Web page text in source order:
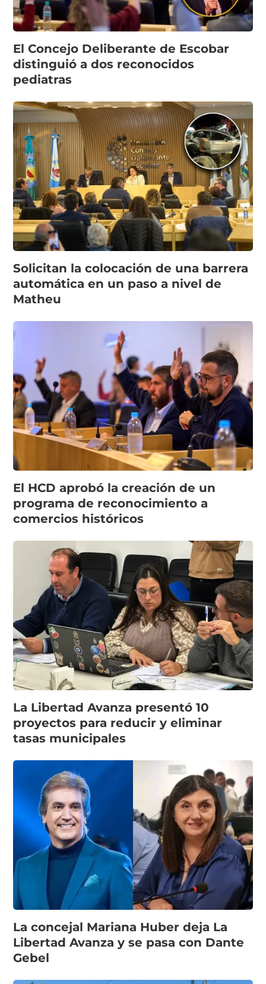
El Concejo Deliberante de Escobar
distinguió a dos reconocidos
pediatras
Solicitan la colocación de una barrera
automática en un paso a nivel de
Matheu
El HCD aprobó la creación de un
programa de reconocimiento a
comercios históricos
La Libertad Avanza presentó 10
proyectos para reducir y eliminar
tasas municipales
La concejal Mariana Huber deja La
Libertad Avanza y se pasa con Dante
Gebel